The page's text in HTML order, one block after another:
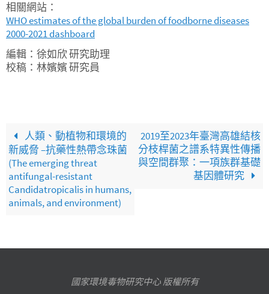
相關網站：
WHO estimates of the global burden of foodborne diseases
2000-2021 dashboard
編輯：徐如欣 研究助理
校稿：林嬪嬪 研究員
人類、動植物和環境的
新威脅 –抗藥性熱帶念珠菌
(The emerging threat
antifungal-resistant
Candidatropicalis in humans,
animals, and environment)
2019至2023年臺灣高雄結核
分枝桿菌之譜系特異性傳播
與空間群聚：一項族群基礎
基因體研究
國家環境毒物研究中心 版權所有